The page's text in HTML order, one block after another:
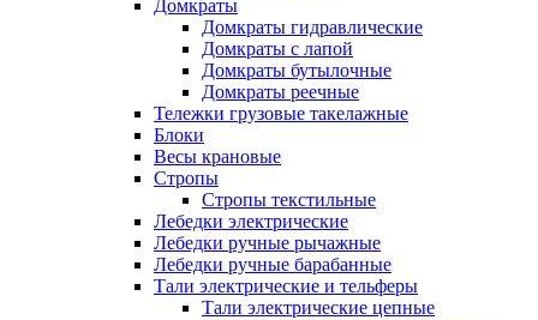
Домкраты
Домкраты гидравлические
Домкраты с лапой
Домкраты бутылочные
Домкраты реечные
Тележки грузовые такелажные
Блоки
Весы крановые
Стропы
Стропы текстильные
Лебедки электрические
Лебедки ручные рычажные
Лебедки ручные барабанные
Тали электрические и тельферы
Тали электрические цепные